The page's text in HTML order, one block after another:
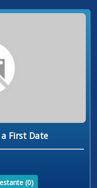
First Date
(0)